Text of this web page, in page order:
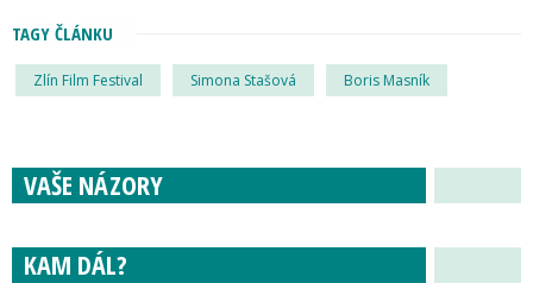
TAGY ČLÁNKU
Zlín Film Festival Simona Stašová Boris Masník
VAŠE NÁZORY
KAM DÁL?